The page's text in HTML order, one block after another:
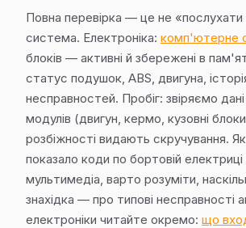
Повна перевірка — це не «послухати
система. Електроніка: комп'ютерне
блоків — активні й збережені в
статус подушок, ABS, двигуна,
несправностей. Пробіг: звіряємо дані
модулів (двигун, кермо, кузовні
розбіжності видають скручування.
показало коди по бортовій електриці
мультимедіа, варто розуміти,
знахідка — про типові несправності
електроніки читайте окремо: що